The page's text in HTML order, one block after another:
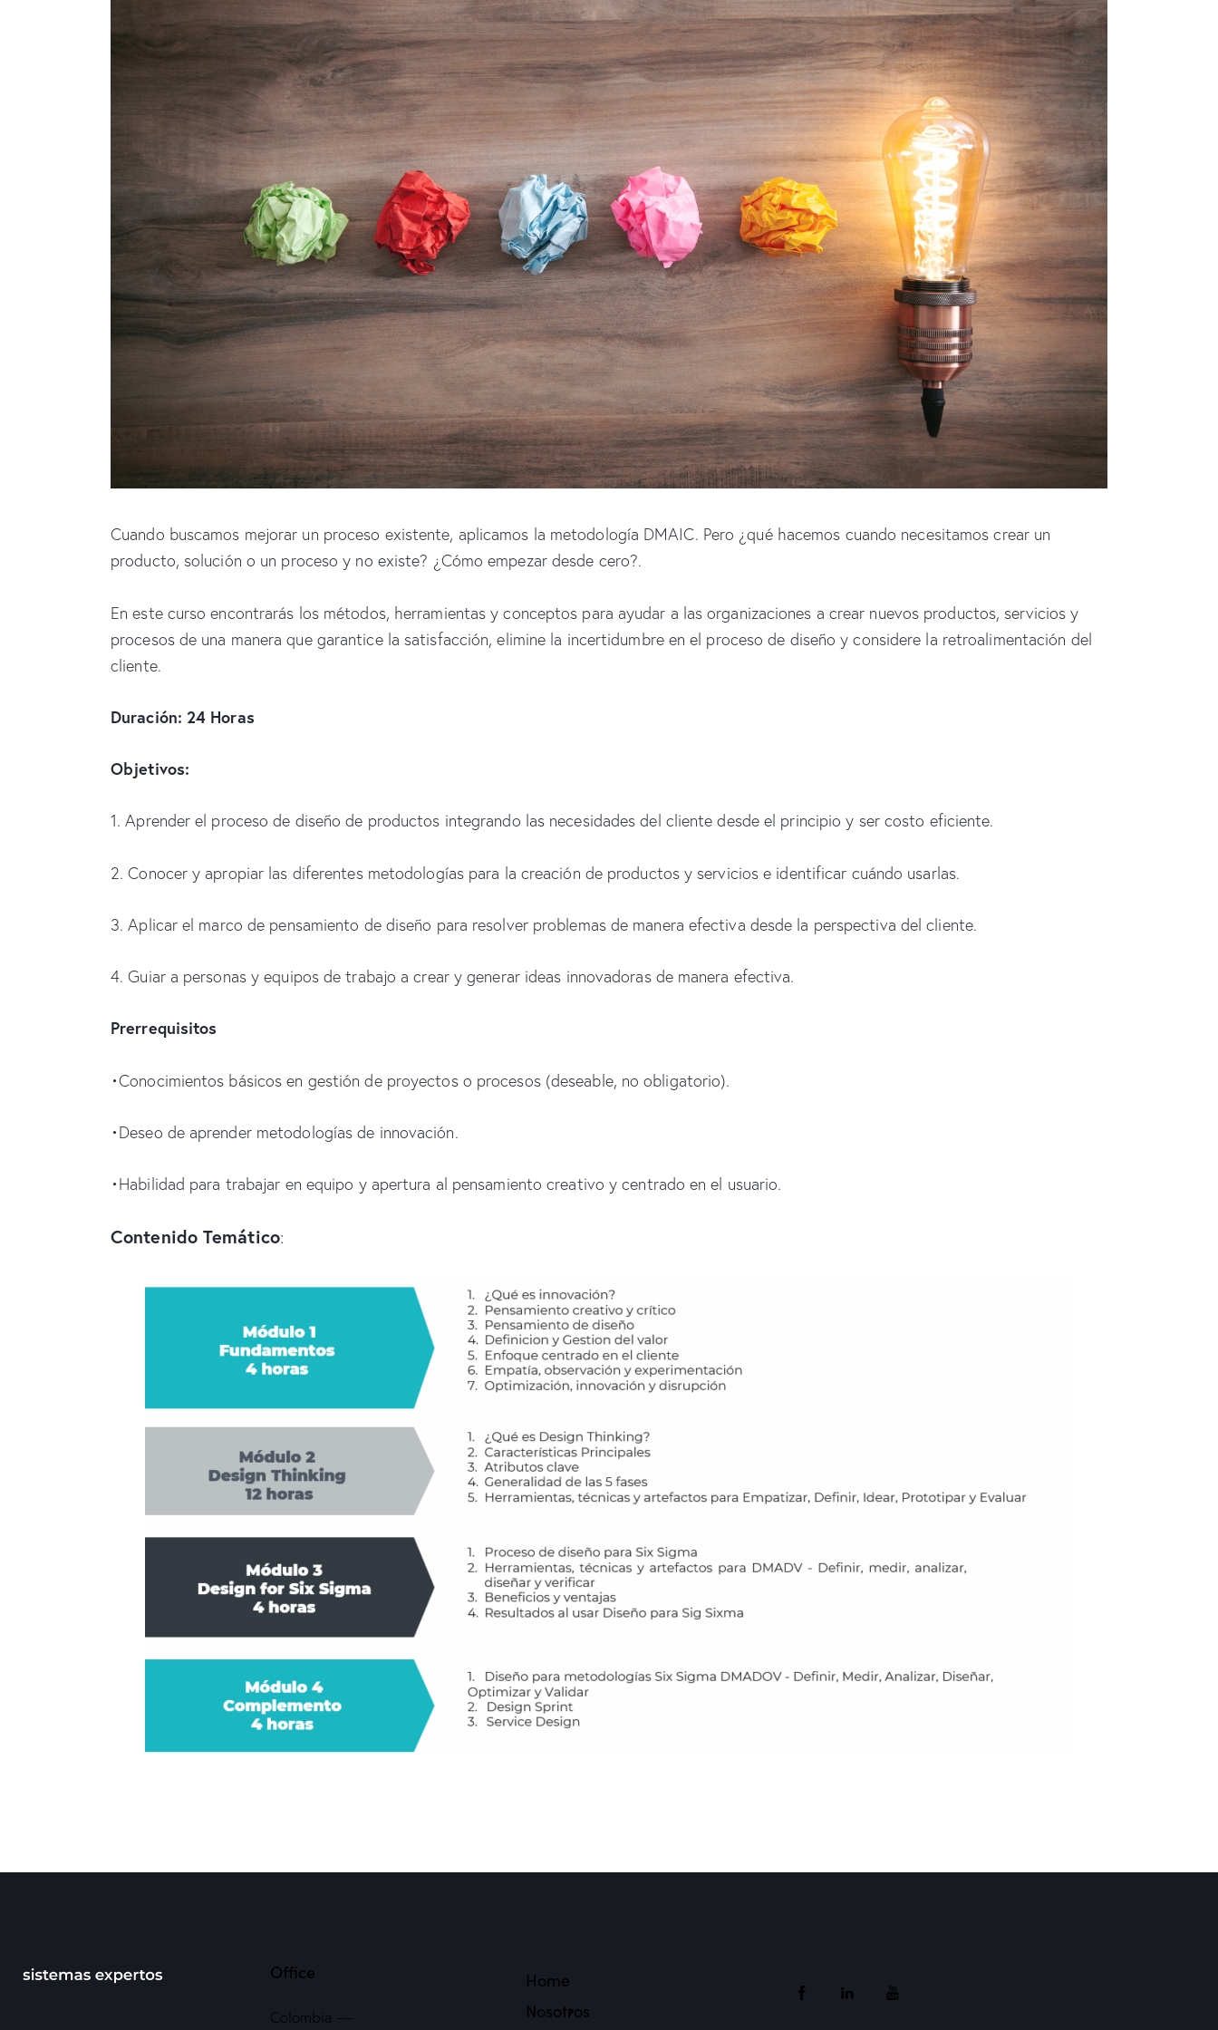
Cuando buscamos mejorar un proceso existente, aplicamos la metodología DMAIC. Pero ¿qué hacemos cuando necesitamos crear un
producto, solución o un proceso y no existe? ¿Cómo empezar desde cero?.
En este curso encontrarás los métodos, herramientas y conceptos para ayudar a las organizaciones a crear nuevos productos, servicios y
procesos de una manera que garantice la satisfacción, elimine la incertidumbre en el proceso de diseño y considere la retroalimentación del
cliente.
Duración: 24 Horas
Objetivos:
1. Aprender el proceso de diseño de productos integrando las necesidades del cliente desde el principio y ser costo eficiente.
2. Conocer y apropiar las diferentes metodologías para la creación de productos y servicios e identificar cuándo usarlas.
3. Aplicar el marco de pensamiento de diseño para resolver problemas de manera efectiva desde la perspectiva del cliente.
4. Guiar a personas y equipos de trabajo a crear y generar ideas innovadoras de manera efectiva.
Prerrequisitos
•Conocimientos básicos en gestión de proyectos o procesos (deseable, no obligatorio).
•Deseo de aprender metodologías de innovación.
•Habilidad para trabajar en equipo y apertura al pensamiento creativo y centrado en el usuario.
Contenido Temático:
Office
Colombia —
Home
Nosotros